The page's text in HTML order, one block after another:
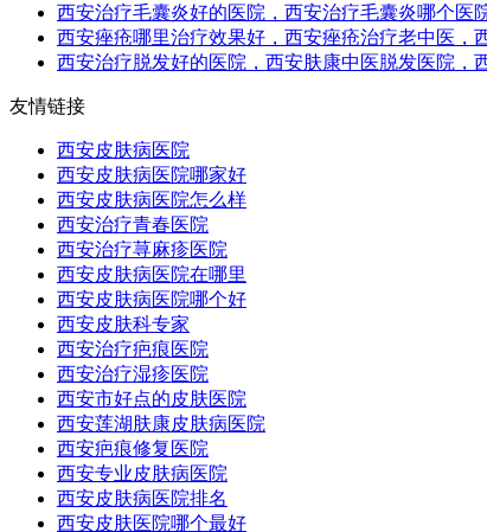
西安治疗毛囊炎好的医院，西安治疗毛囊炎哪个医
西安痤疮哪里治疗效果好，西安痤疮治疗老中医，
西安治疗脱发好的医院，西安肤康中医脱发医院，
友情链接
西安皮肤病医院
西安皮肤病医院哪家好
西安皮肤病医院怎么样
西安治疗青春医院
西安治疗荨麻疹医院
西安皮肤病医院在哪里
西安皮肤病医院哪个好
西安皮肤科专家
西安治疗疤痕医院
西安治疗湿疹医院
西安市好点的皮肤医院
西安莲湖肤康皮肤病医院
西安疤痕修复医院
西安专业皮肤病医院
西安皮肤病医院排名
西安皮肤医院哪个最好